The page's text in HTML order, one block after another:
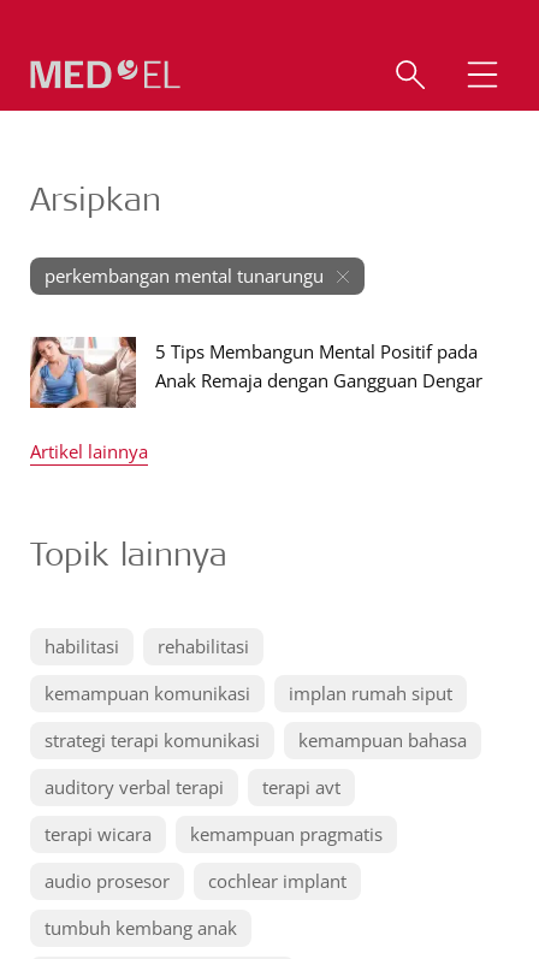
Arsipkan
perkembangan mental tunarungu
5 Tips Membangun Mental Positif pada
Anak Remaja dengan Gangguan Dengar
Artikel lainnya
Topik lainnya
habilitasi
rehabilitasi
kemampuan komunikasi
implan rumah siput
strategi terapi komunikasi
kemampuan bahasa
auditory verbal terapi
terapi avt
terapi wicara
kemampuan pragmatis
audio prosesor
cochlear implant
tumbuh kembang anak